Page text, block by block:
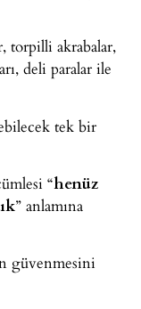
torpilli akrabalar,
deli paralar ile
tek bir
“henüz
” anlamına
güvenmesini